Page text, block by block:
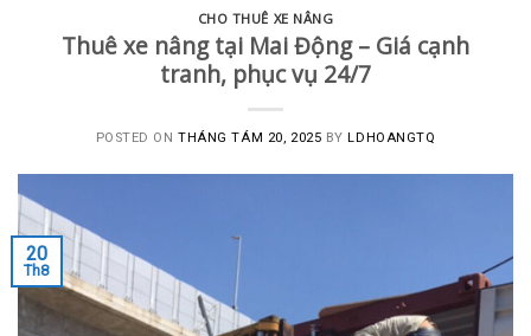
CHO THUÊ XE NÂNG
Thuê xe nâng tại Mai Động – Giá cạnh
tranh, phục vụ 24/7
POSTED ONTHÁNG TÁM 20, 2025 BYLDHOANGTQ
20
Th8